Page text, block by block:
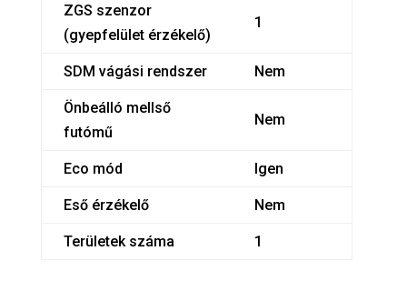
ZGS szenzor
(gyepfelület érzékelő)
1
SDM vágási rendszer Nem
Önbeálló mellső
futómű
Nem
Eco mód Igen
Eső érzékelő Nem
Területek száma 1